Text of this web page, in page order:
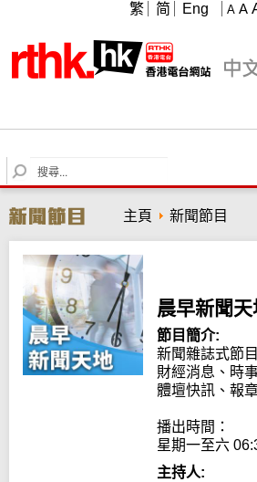
A A
繁 简 Eng
S
e
r
c
h
主頁 新聞節目
晨早新聞天
節目簡介:
新聞雜誌式節
財經消息、時
體壇快訊、報
播出時間：
星期一至六
主持人: